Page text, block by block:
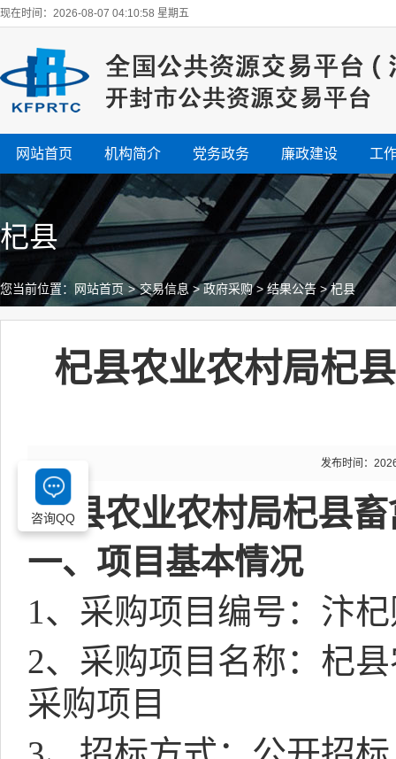
现在时间：2026-08-07 04:10:59 星期五
网站首页 机构简介 党务政务 廉政建设 工
杞县
您当前位置： 网站首页 > 交易信息 >政府采购>结果公告 >杞县
杞县农业农村局杞
发布时间：
杞县农业农村局杞县
一、项目基本情况
1、采购项目编号：汴
2、采购项目名称： 杞
采购项目
咨询QQ